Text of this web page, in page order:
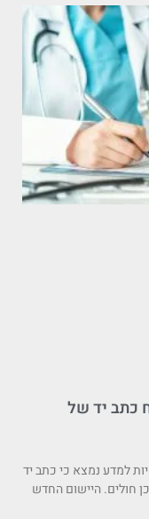
כתב יד של
למדע נמצא כי כתב יד
חולים. היישום החדש